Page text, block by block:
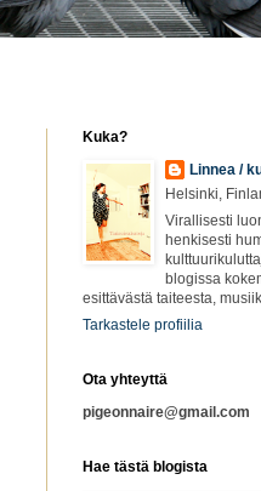
Kuka?
Linnea /
Helsinki,
Virallisesti
henkisesti
blogissa
esittävästä taiteesta,
Tarkastele profiilia
Ota yhteyttä
pigeonnaire@gmail.com
Hae tästä blogista